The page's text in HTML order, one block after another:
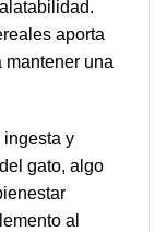
aporta
mantener una
ingesta y
gato, algo
al